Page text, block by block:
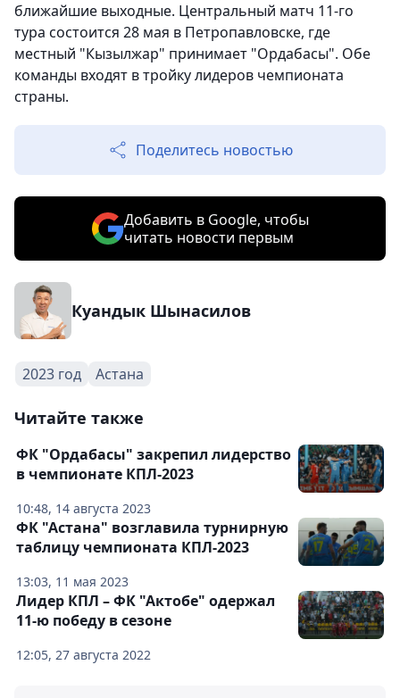
ближайшие выходные. Центральный матч 11-го
тура состоится 28 мая в Петропавловске, где
местный "Кызылжар" принимает "Ордабасы". Обе
команды входят в тройку лидеров чемпионата
страны.
Поделитесь новостью
Добавить в Google, чтобы
читать новости первым
Куандык Шынасилов
2023 год Астана
Читайте также
10:48, 14 августа 2023
ФК "Ордабасы" закрепил лидерство
в чемпионате КПЛ-2023
13:03, 11 мая 2023
ФК "Астана" возглавила турнирную
таблицу чемпионата КПЛ-2023
12:05, 27 августа 2022
Лидер КПЛ – ФК "Актобе" одержал
11-ю победу в сезоне